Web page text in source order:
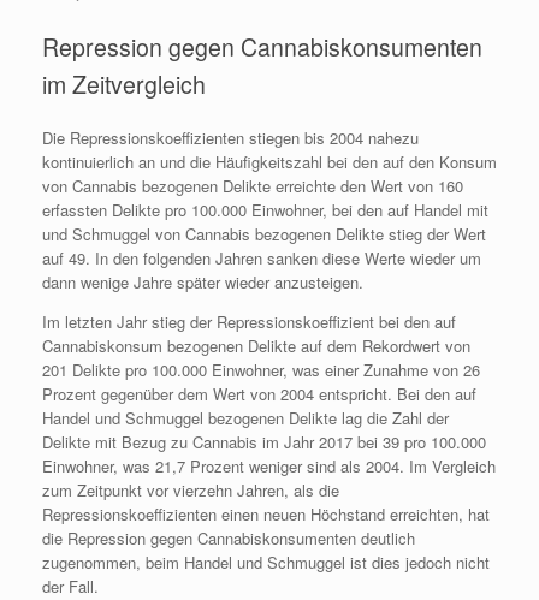
Repression gegen Cannabiskonsumenten
im Zeitvergleich
Die Repressionskoeffizienten stiegen bis 2004 nahezu
kontinuierlich an und die Häufigkeitszahl bei den auf den Konsum
von Cannabis bezogenen Delikte erreichte den Wert von 160
erfassten Delikte pro 100.000 Einwohner, bei den auf Handel mit
und Schmuggel von Cannabis bezogenen Delikte stieg der Wert
auf 49. In den folgenden Jahren sanken diese Werte wieder um
dann wenige Jahre später wieder anzusteigen.
Im letzten Jahr stieg der Repressionskoeffizient bei den auf
Cannabiskonsum bezogenen Delikte auf dem Rekordwert von
201 Delikte pro 100.000 Einwohner, was einer Zunahme von 26
Prozent gegenüber dem Wert von 2004 entspricht. Bei den auf
Handel und Schmuggel bezogenen Delikte lag die Zahl der
Delikte mit Bezug zu Cannabis im Jahr 2017 bei 39 pro 100.000
Einwohner, was 21,7 Prozent weniger sind als 2004. Im Vergleich
zum Zeitpunkt vor vierzehn Jahren, als die
Repressionskoeffizienten einen neuen Höchstand erreichten, hat
die Repression gegen Cannabiskonsumenten deutlich
zugenommen, beim Handel und Schmuggel ist dies jedoch nicht
der Fall.